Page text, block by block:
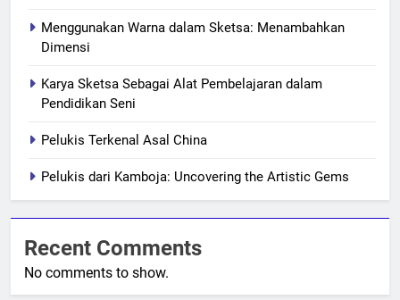
Menggunakan Warna dalam Sketsa: Menambahkan
Dimensi
Karya Sketsa Sebagai Alat Pembelajaran dalam
Pendidikan Seni
Pelukis Terkenal Asal China
Pelukis dari Kamboja: Uncovering the Artistic Gems
Recent Comments
No comments to show.